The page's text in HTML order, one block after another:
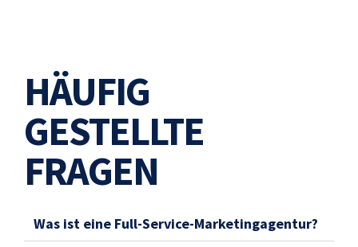
HÄUFIG
GESTELLTE
FRAGEN
Was ist eine Full-Service-Marketingagentur?